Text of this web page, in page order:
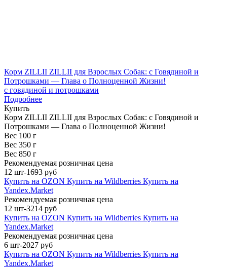
Корм ZILLII ZILLII для Взрослых Собак: с Говядиной и
Потрошками — Глава о Полноценной Жизни!
с говядиной и потрошками
Подробнее
Купить
Корм ZILLII ZILLII для Взрослых Собак: с Говядиной и
Потрошками — Глава о Полноценной Жизни!
Вес 100 г
Вес 350 г
Вес 850 г
Рекомендуемая розничная цена
12 шт-1693 руб
Купить на OZON Купить на Wildberries Купить на
Yandex.Market
Рекомендуемая розничная цена
12 шт-3214 руб
Купить на OZON Купить на Wildberries Купить на
Yandex.Market
Рекомендуемая розничная цена
6 шт-2027 руб
Купить на OZON Купить на Wildberries Купить на
Yandex.Market